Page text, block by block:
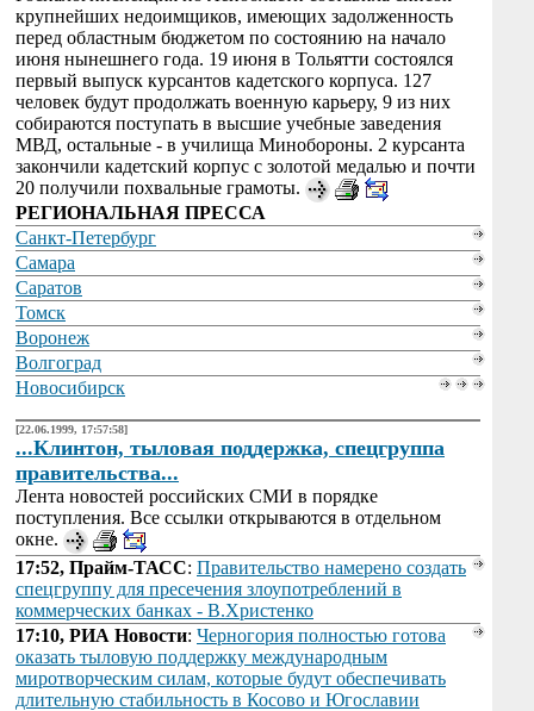
крупнейших недоимщиков, имеющих задолженность
перед областным бюджетом по состоянию на начало
июня нынешнего года. 19 июня в Тольятти состоялся
первый выпуск курсантов кадетского корпуса. 127
человек будут продолжать военную карьеру, 9 из них
собираются поступать в высшие учебные заведения
МВД, остальные - в училища Минобороны. 2 курсанта
закончили кадетский корпус с золотой медалью и почти
20 получили похвальные грамоты.
РЕГИОНАЛЬНАЯ ПРЕССА
Санкт-Петербург
Самара
Саратов
Томск
Воронеж
Волгоград
Новосибирск
[22.06.1999, 17:57:58]
...Клинтон, тыловая поддержка, спецгруппа
правительства...
Лента новостей российских СМИ в порядке
поступления. Все ссылки открываются в отдельном
окне.
17:52, Прайм-ТАСС: Правительство намерено создать
спецгруппу для пресечения злоупотреблений в
коммерческих банках - В.Христенко
17:10, РИА Новости: Черногория полностью готова
оказать тыловую поддержку международным
миротворческим силам, которые будут обеспечивать
длительную стабильность в Косово и Югославии